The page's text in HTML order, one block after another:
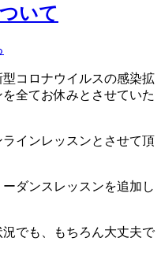
いて
コロナウイルスの感染拡
全てお休みとさせていた
インレッスンとさせて頂
ダンスレッスンを追加し
でも、もちろん大丈夫で